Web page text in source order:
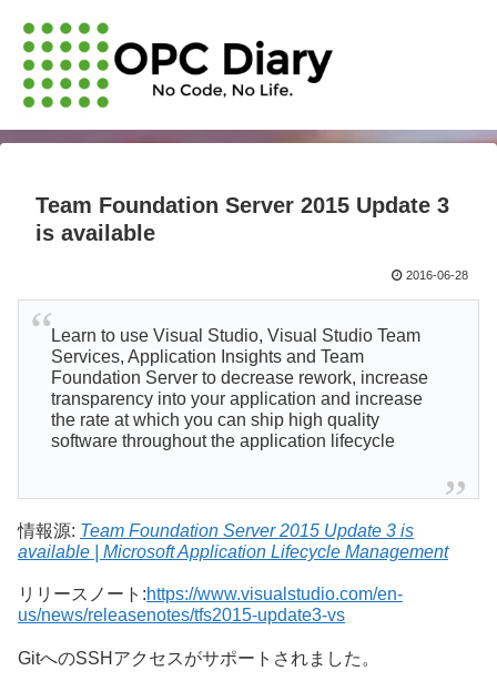
Team Foundation Server 2015 Update 3
is available
2016-06-28
Learn to use Visual Studio, Visual Studio Team
Services, Application Insights and Team
Foundation Server to decrease rework, increase
transparency into your application and increase
the rate at which you can ship high quality
software throughout the application lifecycle
情報源: Team Foundation Server 2015 Update 3 is
available | Microsoft Application Lifecycle Management
リリースノート:https://www.visualstudio.com/en-
us/news/releasenotes/tfs2015-update3-vs
GitへのSSHアクセスがサポートされました。